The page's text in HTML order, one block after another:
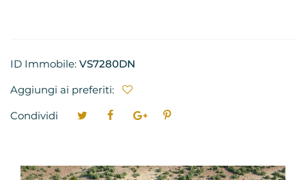
ID Immobile: VS7280DN
Aggiungi ai preferiti:
Condividi